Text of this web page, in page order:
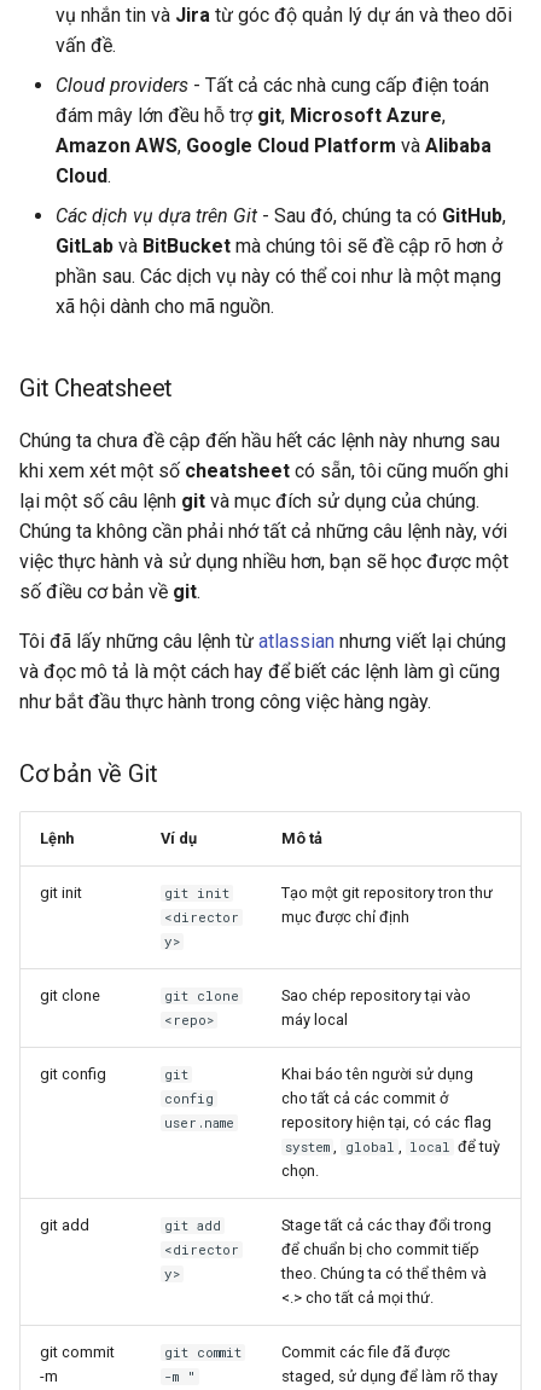
vụ nhắn tin và Jira từ góc độ quản lý dự án và theo dõi
vấn đề.
Cloud providers - Tất cả các nhà cung cấp điện toán
đám mây lớn đều hỗ trợ git, Microsoft Azure,
Amazon AWS, Google Cloud Platform và Alibaba
Cloud.
Các dịch vụ dựa trên Git - Sau đó, chúng ta có GitHub,
GitLab và BitBucket mà chúng tôi sẽ đề cập rõ hơn ở
phần sau. Các dịch vụ này có thể coi như là một mạng
xã hội dành cho mã nguồn.
Git Cheatsheet
Chúng ta chưa đề cập đến hầu hết các lệnh này nhưng sau
khi xem xét một số cheatsheet có sẵn, tôi cũng muốn ghi
lại một số câu lệnh git và mục đích sử dụng của chúng.
Chúng ta không cần phải nhớ tất cả những câu lệnh này, với
việc thực hành và sử dụng nhiều hơn, bạn sẽ học được một
số điều cơ bản về git.
Tôi đã lấy những câu lệnh từ atlassian nhưng viết lại chúng
và đọc mô tả là một cách hay để biết các lệnh làm gì cũng
như bắt đầu thực hành trong công việc hàng ngày.
Cơ bản về Git
Lệnh Ví dụ Mô tả
git init
git init
<director
y>
Tạo một git repository tron thư
mục được chỉ định
git clone
git clone
<repo>
Sao chép repository tại vào
máy local
git config
git
config
user.name
Khai báo tên người sử dụng
cho tất cả các commit ở
repository hiện tại, có các flag
system global local
để tuỳ
chọn.
git add
git add
<director
y>
Stage tất cả các thay đổi trong
để chuẩn bị cho commit tiếp
theo. Chúng ta có thể thêm và
<.> cho tất cả mọi thứ.
git commit
-m
git commit
-m "
Commit các file đã được
staged, sử dụng để làm rõ thay